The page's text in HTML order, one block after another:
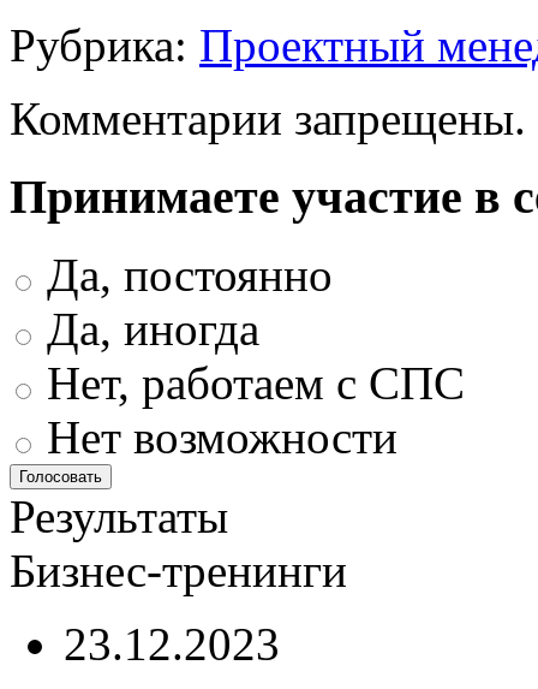
Рубрика: Проектный
Комментарии запрещены.
Принимаете участие в
Да, постоянно
Да, иногда
Нет, работаем с СПС
Нет возможности
Результаты
Бизнес-тренинги
23.12.2023